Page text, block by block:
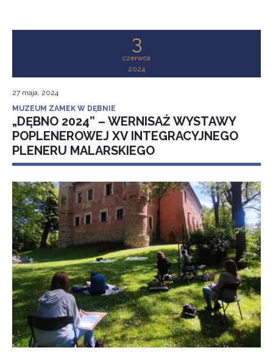
3
czerwca
2024
27 maja, 2024
MUZEUM ZAMEK W DĘBNIE
„DĘBNO 2024” – WERNISAŻ WYSTAWY
POPLENEROWEJ XV INTEGRACYJNEGO
PLENERU MALARSKIEGO